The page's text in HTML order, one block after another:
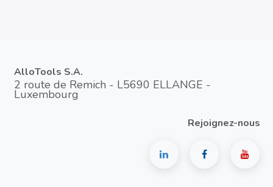
AlloTools S.A.
2 route de Remich - L5690 ELLANGE -
Luxembourg
Rejoignez-nous